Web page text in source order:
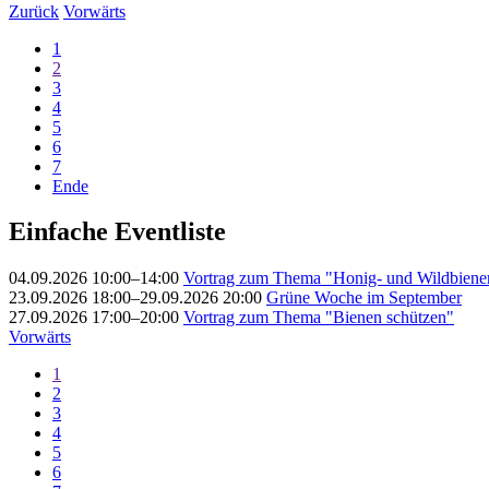
Zurück Vorwärts
1
2
3
4
5
6
7
Ende
Einfache Eventliste
04.09.2026 10:00–14:00 Vortrag zum Thema "Honig- und
23.09.2026 18:00–29.09.2026 20:00 Grüne Woche im September
27.09.2026 17:00–20:00 Vortrag zum Thema "Bienen schützen"
Vorwärts
1
2
3
4
5
6